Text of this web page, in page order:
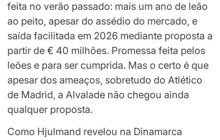
feita no verão passado: mais um ano de leão
ao peito, apesar do assédio do mercado, e
saída facilitada em 2026 mediante proposta a
partir de € 40 milhões. Promessa feita pelos
leões e para ser cumprida. Mas o certo é que
apesar dos ameaços, sobretudo do Atlético
de Madrid, a Alvalade não chegou ainda
qualquer proposta.
Como Hjulmand revelou na Dinamarca